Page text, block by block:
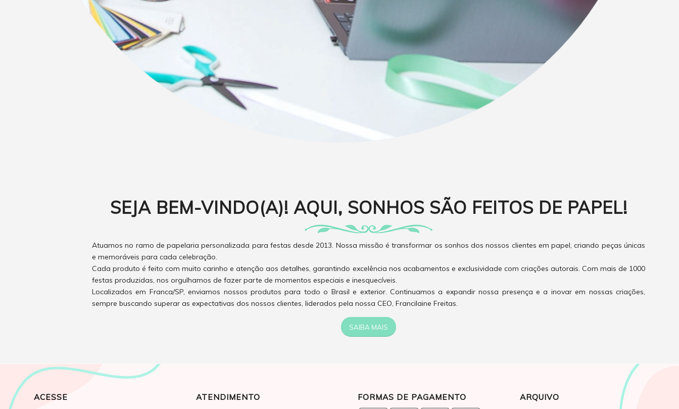
SEJA BEM-VINDO(A)! AQUI, SONHOS SÃO FEITOS DE PAPEL!
Atuamos no ramo de papelaria personalizada para festas desde 2013. Nossa missão é transformar os sonhos dos nossos clientes em papel, criando peças únicas
e memoráveis para cada celebração.
Cada produto é feito com muito carinho e atenção aos detalhes, garantindo excelência nos acabamentos e exclusividade com criações autorais. Com mais de 1000
festas produzidas, nos orgulhamos de fazer parte de momentos especiais e inesquecíveis.
Localizados em Franca/SP, enviamos nossos produtos para todo o Brasil e exterior. Continuamos a expandir nossa presença e a inovar em nossas criações,
sempre buscando superar as expectativas dos nossos clientes, liderados pela nossa CEO, Francilaine Freitas.
SAIBA MAIS
ACESSE ATENDIMENTO FORMAS DE PAGAMENTO ARQUIVO